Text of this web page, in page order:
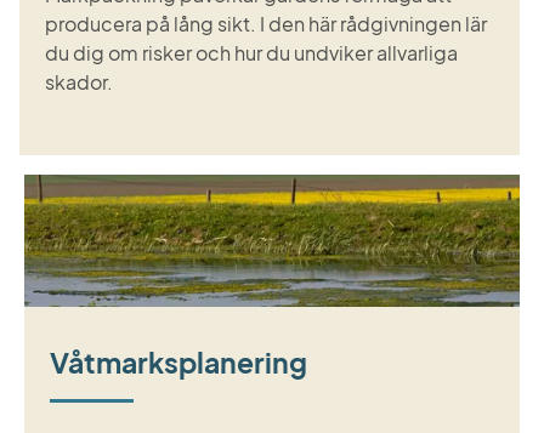
producera på lång sikt. I den här rådgivningen lär
du dig om risker och hur du undviker allvarliga
skador.
Våtmarksplanering